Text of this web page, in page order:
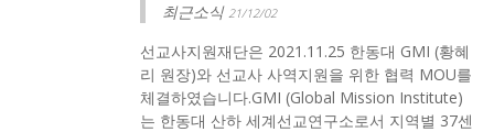
최근소식 21/12/02
선교사지원재단은 2021.11.25 한동대 GMI (황혜
리 원장)와 선교사 사역지원을 위한 협력 MOU를
체결하였습니다.​GMI (Global Mission Institute)
는 한동대 산하 세계선교연구소로서 지역별 37센